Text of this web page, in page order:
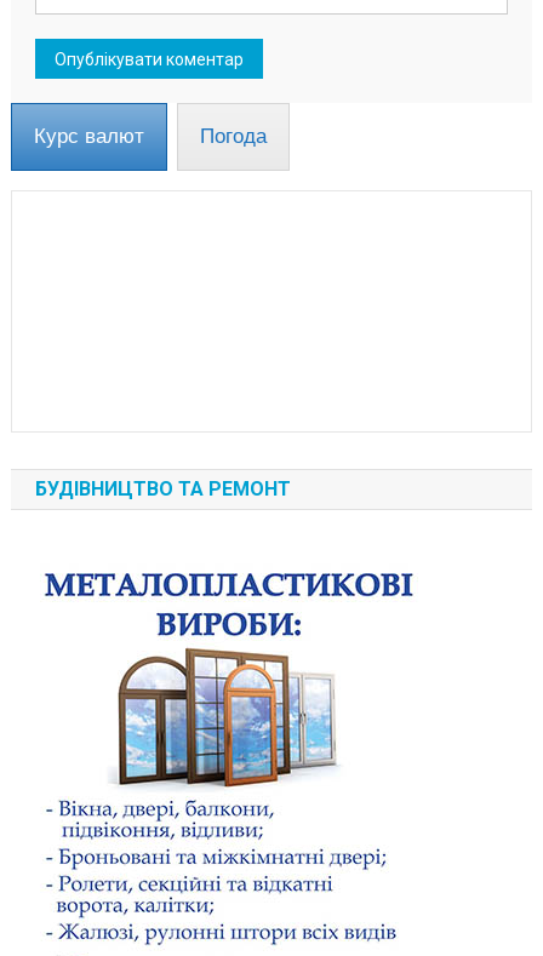
Курс валют Погода
БУДІВНИЦТВО ТА РЕМОНТ